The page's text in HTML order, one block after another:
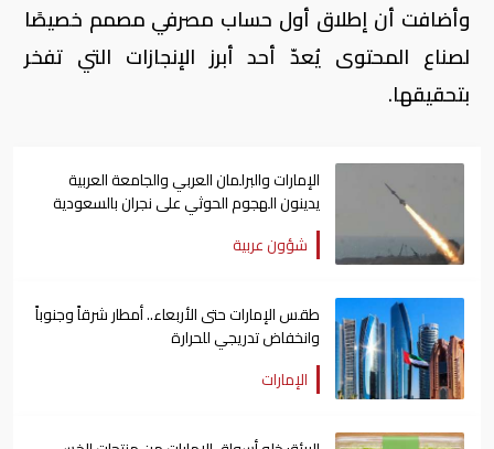
وأضافت أن إطلاق أول حساب مصرفي مصمم خصيصًا
لصناع المحتوى يُعدّ أحد أبرز الإنجازات التي تفخر
بتحقيقها.
الإمارات والبرلمان العربي والجامعة العربية
يدينون الهجوم الحوثي على نجران بالسعودية
شؤون عربية
طقس الإمارات حتى الأربعاء.. أمطار شرقاً وجنوباً
وانخفاض تدريجي للحرارة
الإمارات